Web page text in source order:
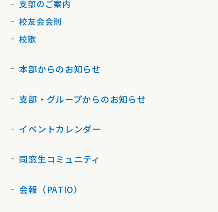
支部のご案内
校友会会則
校歌
本部からのお知らせ
支部・グループからのお知らせ
イベントカレンダー
同窓生コミュニティ
会報（PATIO）